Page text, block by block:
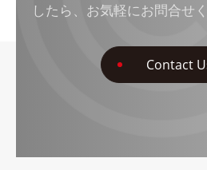
したら、お気軽にお問合せく
Contact